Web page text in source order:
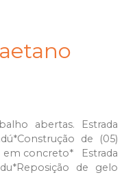
abertas. Estrada
de (05)
em concreto* Estrada
de gelo